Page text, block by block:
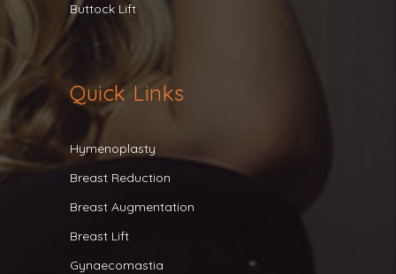
Buttock Lift
Quick Links
Hymenoplasty
Breast Reduction
Breast Augmentation
Breast Lift
Gynaecomastia